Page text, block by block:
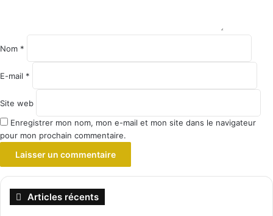
Nom *
E-mail *
Site web
Enregistrer mon nom, mon e-mail et mon site dans le navigateur
pour mon prochain commentaire.
Articles récents